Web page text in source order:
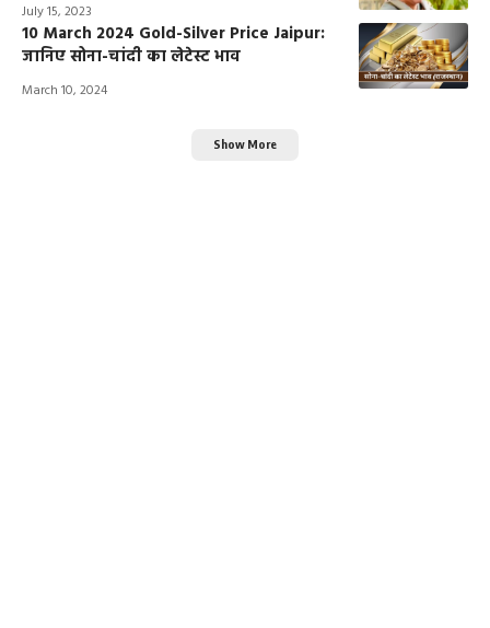
July 15, 2023
10 March 2024 Gold-Silver Price Jaipur:
जानिए सोना-चांदी का लेटेस्ट भाव
March 10, 2024
Show More